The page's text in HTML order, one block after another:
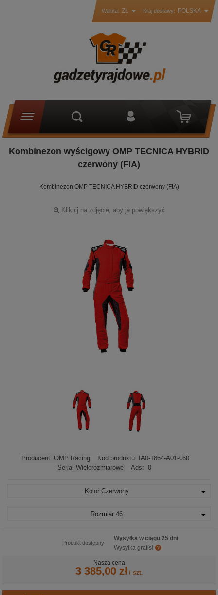
Waluta: ZŁ Kraj dostawy: POLSKA
Kombinezon wyścigowy OMP TECNICA HYBRID
czerwony (FIA)
Kombinezon OMP TECNICA HYBRID czerwony (FIA)
Kliknij na zdjęcie, aby je powiększyć
Producent: OMP Racing Kod produktu: IA0-1864-A01-060
Seria: Wielorozmiarowe Ads: 0
Kolor Czerwony
Rozmiar 46
Produkt dostępny
Wysyłka w ciągu 25 dni
Wysyłka gratis!
Nasza cena
3 385,00 zł / szt.